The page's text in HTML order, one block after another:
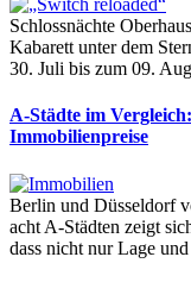
Schlossnächte
Kabarett unter dem
30. Juli bis zum 09.
A-Städte im
Immobilienpreise
Berlin und Düsseldorf
acht A-Städten zeigt
dass nicht nur Lage